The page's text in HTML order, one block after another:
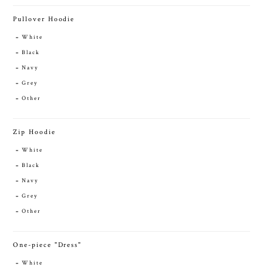
Pullover Hoodie
White
Black
Navy
Grey
Other
Zip Hoodie
White
Black
Navy
Grey
Other
One-piece "Dress"
White